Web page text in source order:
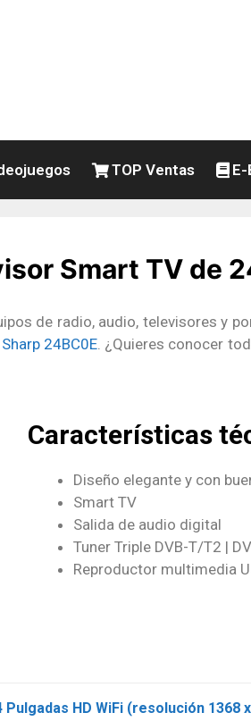
TOP Ventas
Smart TV de
de radio, audio, televisores y
Sharp 24BC0E. ¿Quieres conocer
Características
Diseño elegante y con
Smart TV
Salida de audio digital
Tuner Triple DVB-T/T2 |
Reproductor multimedia